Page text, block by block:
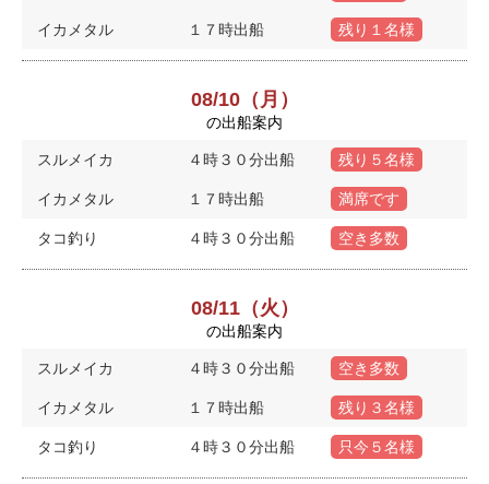
イカメタル １７時出船 残り１名様
08/10（月）
の出船案内
スルメイカ ４時３０分出船 残り５名様
イカメタル １７時出船 満席です
タコ釣り ４時３０分出船 空き多数
08/11（火）
の出船案内
スルメイカ ４時３０分出船 空き多数
イカメタル １７時出船 残り３名様
タコ釣り ４時３０分出船 只今５名様